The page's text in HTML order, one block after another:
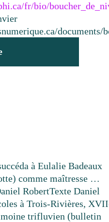
fr/bio/
à Eulalie Badeaux
comme maîtresse …
RobertTexte Daniel
à Trois-Rivières,
trifluvien (bulletin